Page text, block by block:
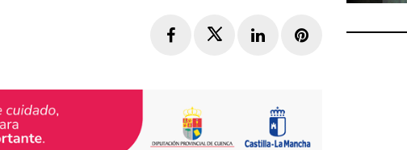
FacebookTwitterLinkedInPinterest